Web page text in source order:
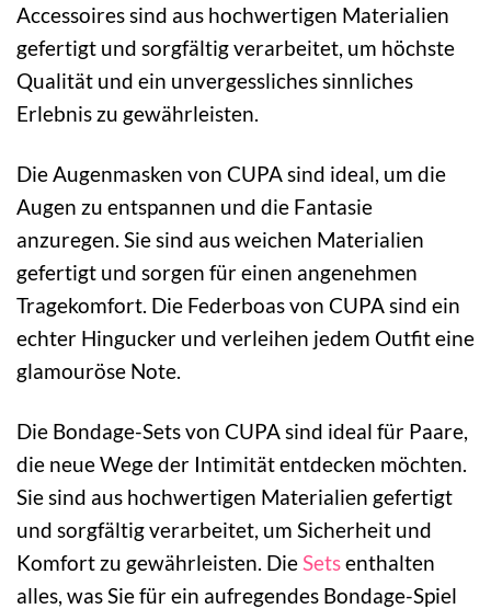
Accessoires sind aus hochwertigen Materialien
gefertigt und sorgfältig verarbeitet, um höchste
Qualität und ein unvergessliches sinnliches
Erlebnis zu gewährleisten.
Die Augenmasken von CUPA sind ideal, um die
Augen zu entspannen und die Fantasie
anzuregen. Sie sind aus weichen Materialien
gefertigt und sorgen für einen angenehmen
Tragekomfort. Die Federboas von CUPA sind ein
echter Hingucker und verleihen jedem Outfit eine
glamouröse Note.
Die Bondage-Sets von CUPA sind ideal für Paare,
die neue Wege der Intimität entdecken möchten.
Sie sind aus hochwertigen Materialien gefertigt
und sorgfältig verarbeitet, um Sicherheit und
Komfort zu gewährleisten. DieSetsenthalten
alles, was Sie für ein aufregendes Bondage-Spiel